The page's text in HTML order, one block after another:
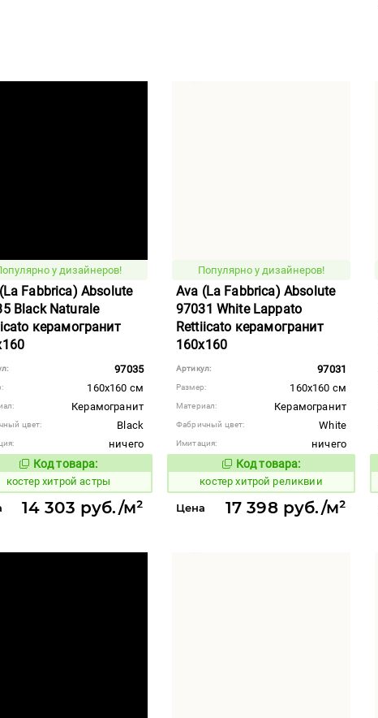
у дизайнеров!
Fabbrica) Absolute
Black Naturale
керамогранит
97035
160x160 см
Керамогранит
цвет: Black
ничего
Код товара:
Код товара:
костер хитрой астры
14 303 руб./м²
Популярно у дизайнеров!
Ava (La Fabbrica) Absolute
97031 White Lappato
Rettiicato керамогранит
160x160
Артикул: 97031
Размер: 160x160 см
Материал: Керамогранит
Фабричный цвет: White
Имитация:
ничего
Код товара:
810955 Код товара:
костер хитрой реликвии
Цена 17 398 руб./м²